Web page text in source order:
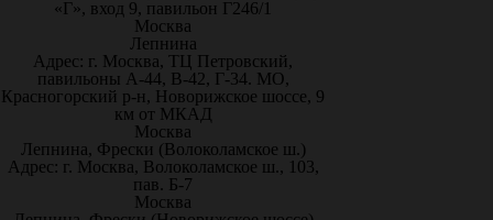
«Г», вход 9, павильон Г246/1
Москва
Лепнина
Адрес: г. Москва, ТЦ Петровский,
павильоны А-44, В-42, Г-34. МО,
Красногорский р-н, Новорижское шоссе, 9
км от МКАД
Москва
Лепнина, Фрески (Волоколамское ш.)
Адрес: г. Москва, Волоколамское ш., 103,
пав. Б-7
Москва